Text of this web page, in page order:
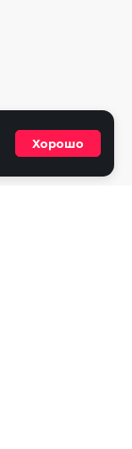
Хорошо